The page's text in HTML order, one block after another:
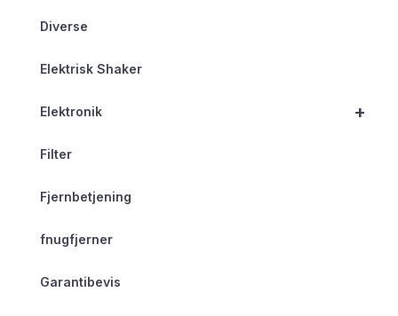
Diverse
Elektrisk Shaker
+
Elektronik
Filter
Fjernbetjening
fnugfjerner
Garantibevis